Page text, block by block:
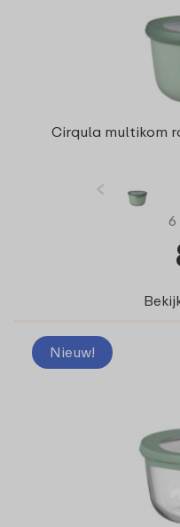
Cirqula multikom
6
Nieuw!